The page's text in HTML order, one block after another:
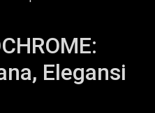
Elegansi